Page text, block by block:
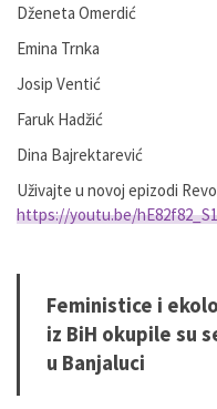
Dženeta Omerdić
Emina Trnka
Josip Ventić
Faruk Hadžić
Dina Bajrektarević
Uživajte u novoj epizodi
https://youtu.be/
Feministice i
iz BiH okupile su
u Banjaluci